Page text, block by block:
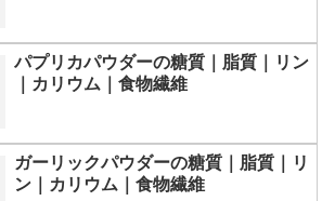
パプリカパウダーの糖質｜脂質｜リン
｜カリウム｜食物繊維
ガーリックパウダーの糖質｜脂質｜リ
ン｜カリウム｜食物繊維